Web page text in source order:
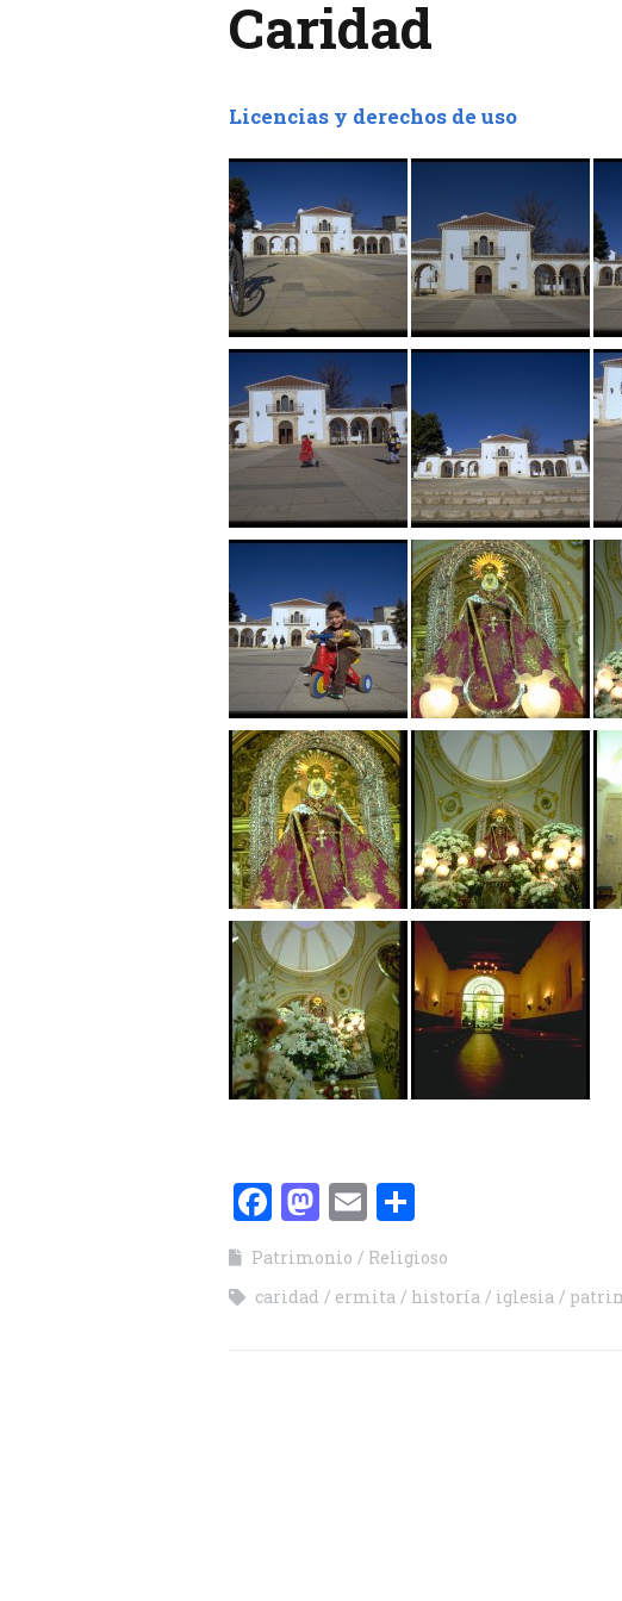
Caridad
Licencias y derechos de uso
Facebook
Mastodon
Email
Patrimonio
Religioso
caridad
ermita historía iglesia